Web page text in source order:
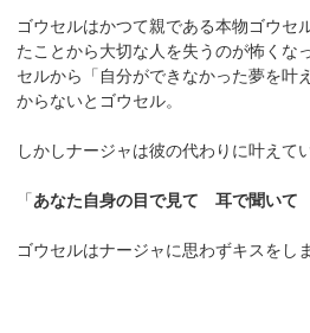
ゴウセルはかつて親である本物ゴウセ
たことから大切な人を失うのが怖くな
セルから「自分ができなかった夢を叶
からないとゴウセル。
しかしナージャは彼の代わりに叶えて
「あなた自身の目で見て 耳で聞いて
ゴウセルはナージャに思わずキスをし